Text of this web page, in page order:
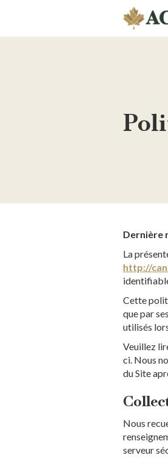
Dernière
La
http://
Cette
que par
utilisés
Veuillez
ci. Nous
du Site
Nous
serveur